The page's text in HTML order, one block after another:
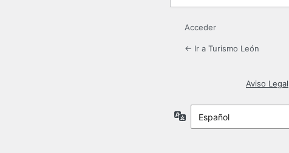
Acceder
← Ir a Turismo León
Aviso Legal
Idioma